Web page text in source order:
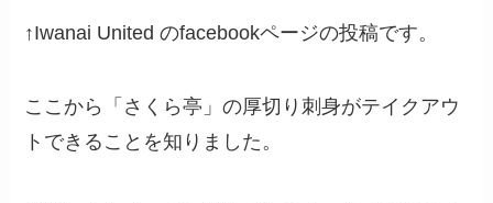
↑Iwanai United のfacebookページの投稿です。
ここから「さくら亭」の厚切り刺身がテイクアウ
トできることを知りました。